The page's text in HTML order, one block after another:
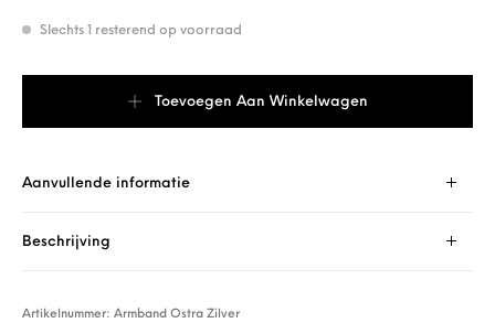
Slechts 1 resterend op voorraad
Toevoegen Aan Winkelwagen
Aanvullende informatie
Beschrijving
Artikelnummer:Armband Ostra Zilver